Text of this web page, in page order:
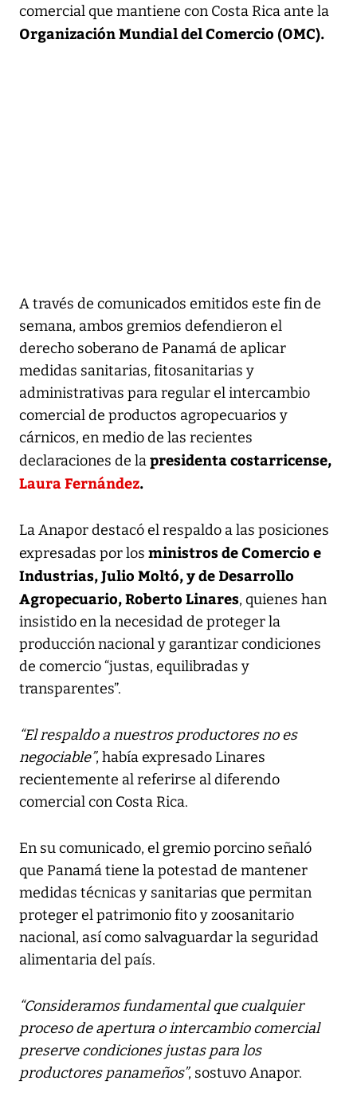
comercial que mantiene con Costa Rica ante la
Organización Mundial del Comercio (OMC).
A través de comunicados emitidos este fin de
semana, ambos gremios defendieron el
derecho soberano de Panamá de aplicar
medidas sanitarias, fitosanitarias y
administrativas para regular el intercambio
comercial de productos agropecuarios y
cárnicos, en medio de las recientes
declaraciones de lapresidenta costarricense,
Laura Fernández.
La Anapor destacó el respaldo a las posiciones
expresadas por los ministros de Comercio e
Industrias, Julio Moltó, y de Desarrollo
Agropecuario, Roberto Linares, quienes han
insistido en la necesidad de proteger la
producción nacional y garantizar condiciones
de comercio “justas, equilibradas y
transparentes”.
“El respaldo a nuestros productores no es
negociable”, había expresado Linares
recientemente al referirse al diferendo
comercial con Costa Rica.
En su comunicado, el gremio porcino señaló
que Panamá tiene la potestad de mantener
medidas técnicas y sanitarias que permitan
proteger el patrimonio fito y zoosanitario
nacional, así como salvaguardar la seguridad
alimentaria del país.
“Consideramos fundamental que cualquier
proceso de apertura o intercambio comercial
preserve condiciones justas para los
productores panameños”, sostuvo Anapor.